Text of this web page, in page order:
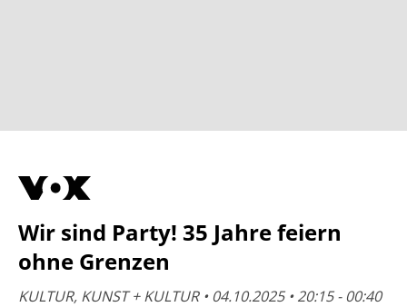
Wir sind Party! 35 Jahre feiern
ohne Grenzen
KULTUR, KUNST + KULTUR • 04.10.2025 • 20:15 - 00:40